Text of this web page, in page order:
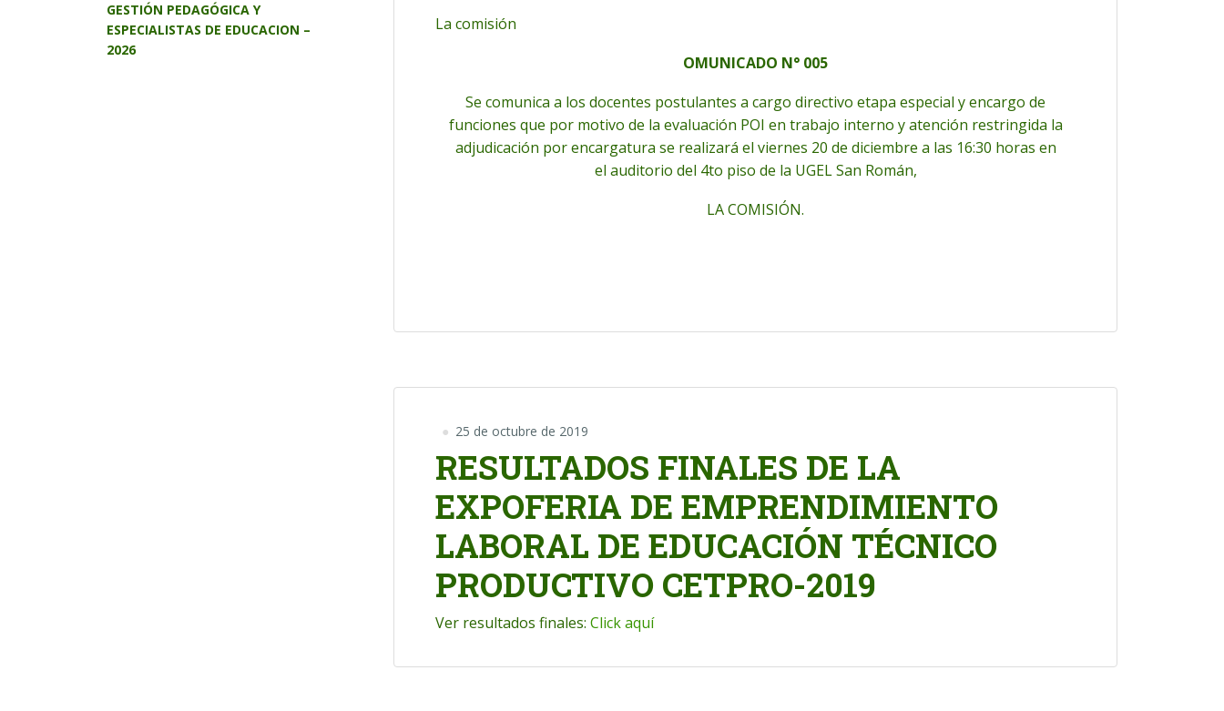
La comisión
OMUNICADO N° 005
Se comunica a los docentes postulantes a cargo directivo etapa especial y encargo de
funciones que por motivo de la evaluación POI en trabajo interno y atención restringida la
adjudicación por encargatura se realizará el viernes 20 de diciembre a las 16:30 horas en
el auditorio del 4to piso de la UGEL San Román,
LA COMISIÓN.
25 de octubre de 2019
RESULTADOS FINALES DE LA
EXPOFERIA DE EMPRENDIMIENTO
LABORAL DE EDUCACIÓN TÉCNICO
PRODUCTIVO CETPRO-2019
Ver resultados finales: Click aquí
GESTIÓN PEDAGÓGICA Y
ESPECIALISTAS DE EDUCACION –
2026